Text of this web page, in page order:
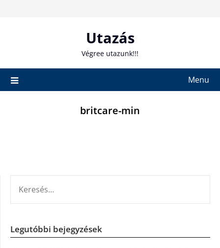
Utazás
Végree utazunk!!!
Menu
britcare-min
Legutóbbi bejegyzések